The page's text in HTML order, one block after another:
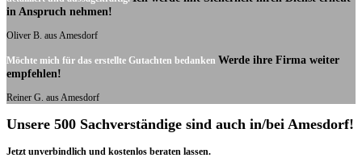
in Anspruch nehmen!
Oliver B. aus Amesdorf
Möchte mich für das erstellte Gutachten bedanken Werde ihre Firma weiter
empfehlen!
Reiner G. aus Amesdorf
Unsere 500 Sachverständige sind auch in/bei Amesdorf!
Jetzt unverbindlich und kostenlos beraten lassen.